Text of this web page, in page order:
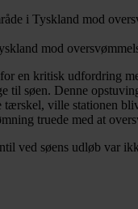
i Tyskland mod
mod
en kritisk udfordring
til søen. Denne
tærskel, ville stationen
truede med at
ved søens udløb var